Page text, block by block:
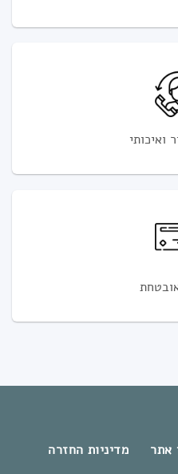
ואיכותי
אתר מדיניות החזרה